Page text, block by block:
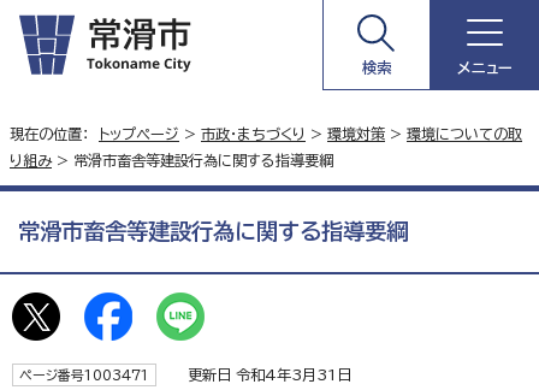
検索 メニュー
現在の位置： トップページ > 市政・まちづくり > 環境対策 > 環境についての取
り組み> 常滑市畜舎等建設行為に関する指導要綱
常滑市畜舎等建設行為に関する指導要綱
ページ番号1003471 更新日 令和4年3月31日